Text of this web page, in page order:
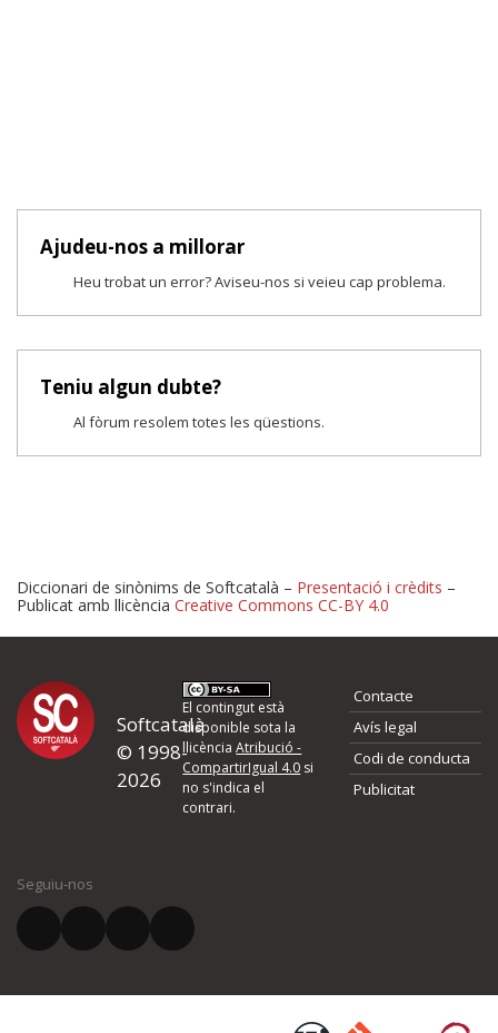
Ajudeu-nos a millorar
Heu trobat un error? Aviseu-nos si veieu cap problema.
Teniu algun dubte?
Al fòrum resolem totes les qüestions.
Proposeu-nos millores o
d'errors
Si heu trobat un error o voleu proposar alguna millora, ompliu els
quina és la millora que proposeu o l'error del qual voleu informar-
El vostre correu electrònic *
Diccionari de sinònims de Softcatalà – Presentació i crèdits –
Publicat amb llicència Creative Commons CC-BY 4.0
Softcatalà
© 1998-
2026
El contingut està
disponible sota la
llicènciaAtribució -
CompartirIgual 4.0 si
no s'indica el
contrari.
Contacte
Avís legal
Codi de conducta
Publicitat
Seguiu-nos